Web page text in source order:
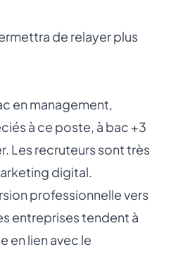
de relayer plus
en management,
à ce poste, à bac +3
Les recruteurs sont très
digital.
professionnelle vers
entreprises tendent à
en lien avec le